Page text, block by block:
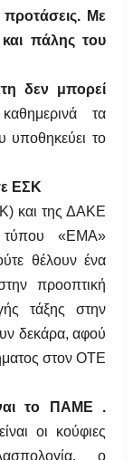
προτάσεις. Με
πάλης του
δεν μπορεί
τα
υποθηκεύει το
ΕΣΚ
και της ΔΑΚΕ
τύπου «ΕΜΑ»
θέλουν ένα
προοπτική
τάξης στην
δεκάρα, αφού
στον ΟΤΕ
το ΠΑΜΕ .
οι κούφιες
ο